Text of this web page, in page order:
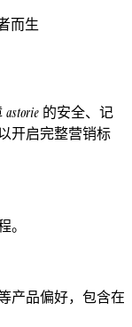
而生
astorie 的安全、记
开启完整营销标
。
产品偏好，包含在